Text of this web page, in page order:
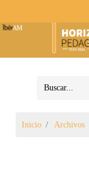
Inicio Archivos